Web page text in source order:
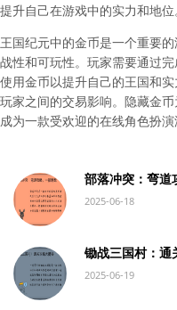
提升自己在游戏中的实力和地位
王国纪元中的金币是一个重要
战性和可玩性。玩家需要通过
使用金币以提升自己的王国和
玩家之间的交易影响。隐藏金
成为一款受欢迎的在线角色扮演
部落冲突：弯道
2025-06-18
锄战三国村：通
2025-06-19